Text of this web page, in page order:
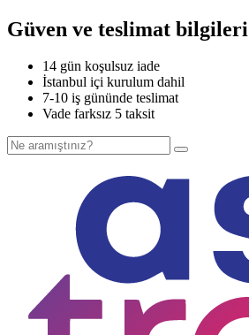
Güven ve teslimat bilgileri
14 gün koşulsuz iade
İstanbul içi kurulum dahil
7-10 iş gününde teslimat
Vade farksız 5 taksit